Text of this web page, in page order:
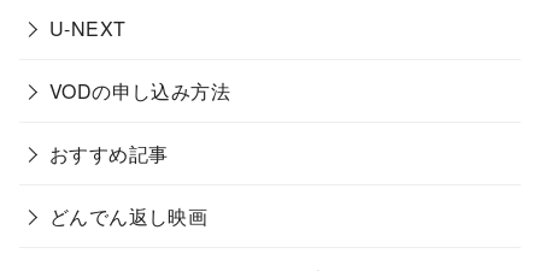
U-NEXT
VODの申し込み方法
おすすめ記事
どんでん返し映画